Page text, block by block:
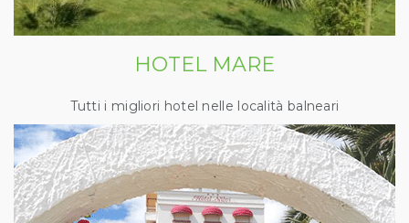
HOTEL MARE
Tutti i migliori hotel nelle località balneari